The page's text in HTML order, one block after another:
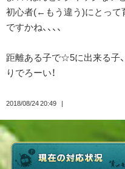
初心者(←もう違う)にとって
ですかね、、、、
距離ある子で☆5に出来る子
りでろーい！
2018/08/24 20:49